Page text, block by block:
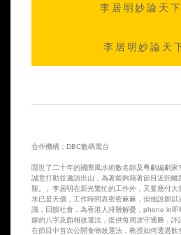
2014-10-06 第21集
2014-10-03 第20集
李居明妙論天
李居明妙論天
合作機構：DBC數碼電台
隱世了二十年的國際風水術數名師及粵劇編劇
誠意打動並邀請出山，為著能夠藉著節目近距
艱。」李居明在新光繁忙的工作外，又要應付
水已是天價，工作時間表密密麻麻，但他說願以
識，回饋社會，為香港人排難解憂，phone in
嫁的八字及面相改運法，提供每周攻守通勝，
在節目中首次公開食物改運法，教授如何透過飲